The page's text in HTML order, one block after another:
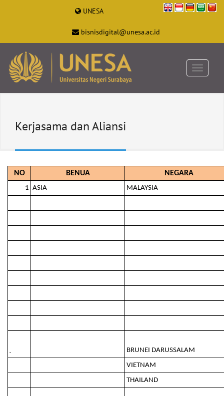
UNESA
bisnisdigital@unesa.ac.id
Kerjasama dan Aliansi
NO BENUA NEGARA
1 ASIA MALAYSIA
BRUNEI DARUSSALAM
VIETNAM
THAILAND